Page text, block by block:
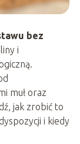
bez
i
muł oraz
jak zrobić to
i kiedy